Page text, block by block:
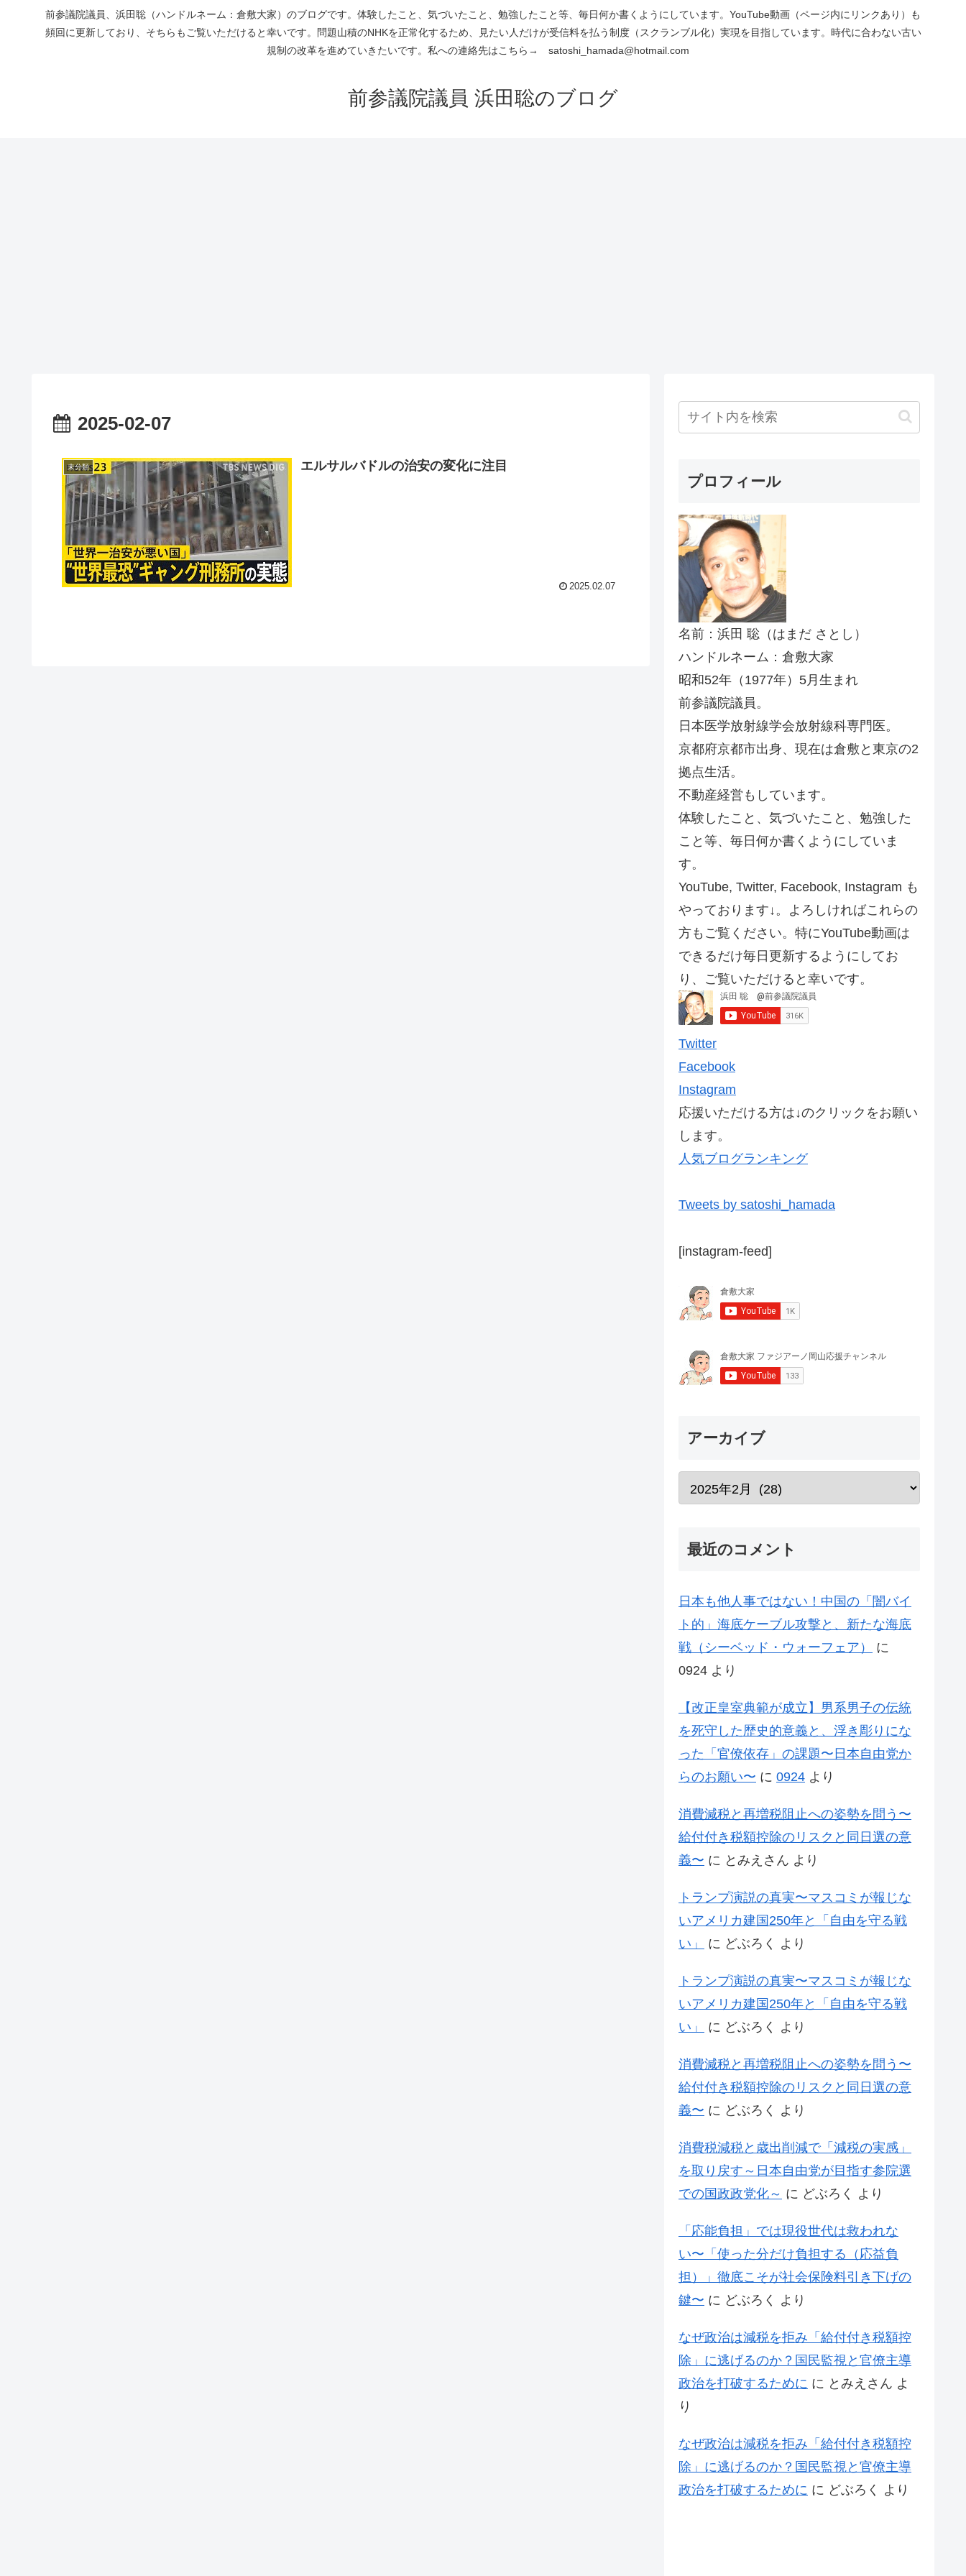
前参議院議員、浜田聡（ハンドルネーム：倉敷大家）のブログです。体験したこと、気づいたこと、勉強したこと等、毎日何か書くようにしています。YouTube動画（ページ内にリンクあり）も
頻回に更新しており、そちらもご覧いただけると幸いです。問題山積のNHKを正常化するため、見たい人だけが受信料を払う制度（スクランブル化）実現を目指しています。時代に合わない古い
規制の改革を進めていきたいです。私への連絡先はこちら→ satoshi_hamada@hotmail.com
前参議院議員 浜田聡のブログ
2025-02-07
未分類 エルサルバドルの治安の変化に注目
2025.02.07
プロフィール
名前：浜田 聡（はまだ さとし）
ハンドルネーム：倉敷大家
昭和52年（1977年）5月生まれ
前参議院議員。
日本医学放射線学会放射線科専門医。
京都府京都市出身、現在は倉敷と東京の2
拠点生活。
不動産経営もしています。
体験したこと、気づいたこと、勉強した
こと等、毎日何か書くようにしていま
す。
YouTube, Twitter, Facebook, Instagram も
やっております↓。よろしければこれらの
方もご覧ください。特にYouTube動画は
できるだけ毎日更新するようにしてお
り、ご覧いただけると幸いです。
Twitter
Facebook
Instagram
応援いただける方は↓のクリックをお願い
します。
人気ブログランキング
Tweets by satoshi_hamada
[instagram-feed]
アーカイブ
最近のコメント
日本も他人事ではない！中国の「闇バイ
ト的」海底ケーブル攻撃と、新たな海底
戦（シーベッド・ウォーフェア）
に
0924 より
【改正皇室典範が成立】男系男子の伝統
を死守した歴史的意義と、浮き彫りにな
った「官僚依存」の課題〜日本自由党か
らのお願い〜 に 0924 より
消費減税と再増税阻止への姿勢を問う〜
給付付き税額控除のリスクと同日選の意
義〜 に とみえさん より
トランプ演説の真実〜マスコミが報じな
いアメリカ建国250年と「自由を守る戦
い」
に どぶろく より
トランプ演説の真実〜マスコミが報じな
いアメリカ建国250年と「自由を守る戦
い」
に どぶろく より
消費減税と再増税阻止への姿勢を問う〜
給付付き税額控除のリスクと同日選の意
義〜 に どぶろく より
消費税減税と歳出削減で「減税の実感」
を取り戻す～日本自由党が目指す参院選
での国政政党化～ に どぶろく より
「応能負担」では現役世代は救われな
い〜「使った分だけ負担する（応益負
担）」徹底こそが社会保険料引き下げの
鍵〜 に どぶろく より
なぜ政治は減税を拒み「給付付き税額控
除」に逃げるのか？国民監視と官僚主導
政治を打破するために に とみえさん よ
り
なぜ政治は減税を拒み「給付付き税額控
除」に逃げるのか？国民監視と官僚主導
政治を打破するために に どぶろく より